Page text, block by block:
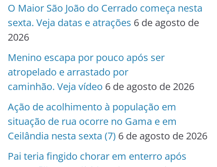
O Maior São João do Cerrado começa nesta
sexta. Veja datas e atrações 6 de agosto de
2026
Menino escapa por pouco após ser
atropelado e arrastado por
caminhão. Veja vídeo 6 de agosto de 2026
Ação de acolhimento à população em
situação de rua ocorre no Gama e em
Ceilândia nesta sexta (7) 6 de agosto de 2026
Pai teria fingido chorar em enterro após